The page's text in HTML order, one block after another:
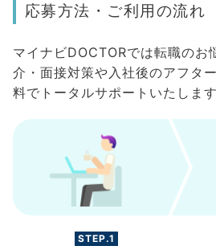
応募方法・ご利用の流れ
マイナビDOCTORでは転職のお
介・面接対策や入社後のアフタ
料でトータルサポートいたします
STEP.1